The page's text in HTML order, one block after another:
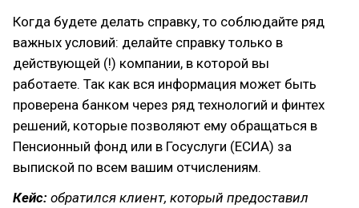
Когда будете делать справку, то соблюдайте ряд
важных условий: делайте справку только в
действующей (!) компании, в которой вы
работаете. Так как вся информация может быть
проверена банком через ряд технологий и финтех
решений, которые позволяют ему обращаться в
Пенсионный фонд или в Госуслуги (ЕСИА) за
выпиской по всем вашим отчислениям.
Кейс: обратился клиент, который предоставил